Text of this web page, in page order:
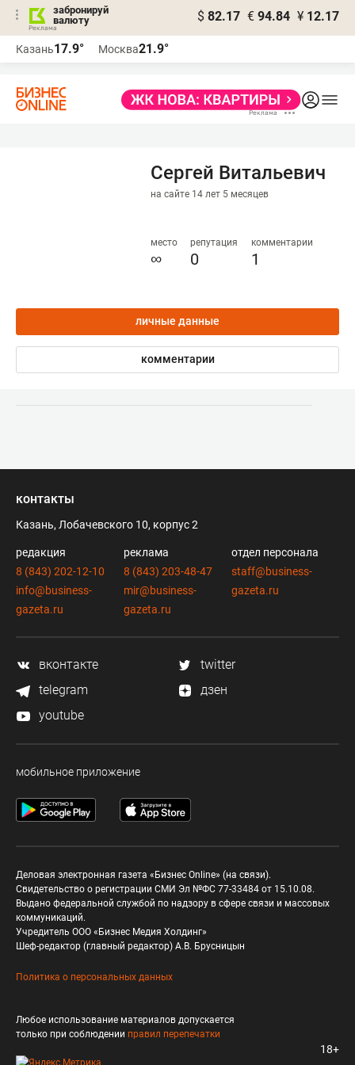
забронируй
валюту
$ 82.17 € 94.84 ¥ 12.17
Казань17.9° Москва21.9°
Сергей Витальевич
на сайте 14 лет 5 месяцев
место
∞
репутация
0
комментарии
1
личные данные
комментарии
контакты
Казань, Лобачевского 10, корпус 2
редакция
8 (843) 202-12-10
info@business-
gazeta.ru
реклама
8 (843) 203-48-47
mir@business-
gazeta.ru
отдел персонала
staff@business-
gazeta.ru
вконтакте
twitter
telegram
дзен
youtube
мобильное приложение
Деловая электронная газета «Бизнес Online» (на связи).
Свидетельство о регистрации СМИ Эл №ФС 77-33484 от 15.10.08.
Выдано федеральной службой по надзору в сфере связи и массовых
коммуникаций.
Учредитель ООО «Бизнес Медия Холдинг»
Шеф-редактор (главный редактор) А.В. Брусницын
Политика о персональных данных
Любое использование материалов допускается
только при соблюдении правил перепечатки
18+